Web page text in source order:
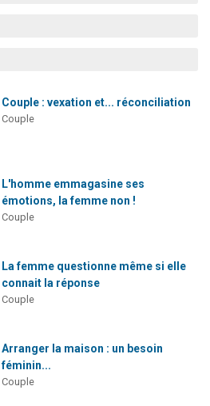
4 personnes viennent de nous rejoindre sur WhatsApp
Couple : vexation et... réconciliation
Couple
L'homme emmagasine ses
émotions, la femme non !
Couple
La femme questionne même si elle
connait la réponse
Couple
Arranger la maison : un besoin
féminin...
Couple